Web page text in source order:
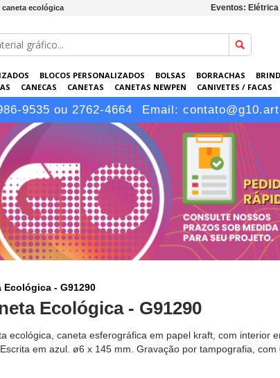
caneta ecológica Eventos:
BLOCOS PERSONALIZADOS BOLSAS BORRACHAS
CANECAS CANETAS CANETAS NEWPEN CANIVETES / FACAS
EMBALAGENS ESCRITÓRIO EVENTOS GARRAFAS
LÁPIS
9535 ou 2762-4664 Email:
Ecológica - G91290
Ecológica - G91290
ecológica, caneta esferográfica em papel kraft, com interior
em azul. ø6 x 145 mm. Gravação por tampografia, com